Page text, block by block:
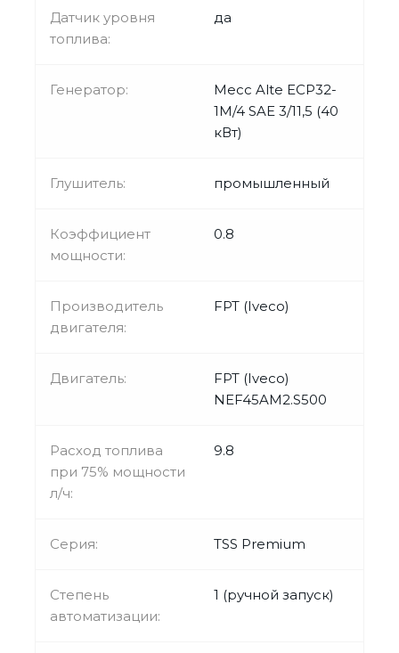
Датчик уровня
топлива:
да
Генератор:
Mecc Alte ECP32-
1M/4 SAE 3/11,5 (40
кВт)
Глушитель: промышленный
Коэффициент
мощности:
0.8
Производитель
двигателя:
FPT (Iveco)
Двигатель:
FPT (Iveco)
NEF45AM2.S500
Расход топлива
при 75% мощности
л/ч:
9.8
Серия: TSS Premium
Степень
автоматизации:
1 (ручной запуск)